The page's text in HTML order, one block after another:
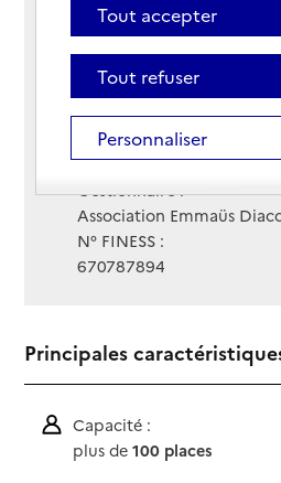
33 rue de la Tour
67000 - Strasbourg
Téléphone :
03 90 20 44 88
Contact
Contact
Site Internet
Site internet
Gestionnaire :
Association Emmaüs
N° FINESS :
670787894
Principales
Capacité :
plus de100 places
Tout accepter
Tout refuser
Personnaliser